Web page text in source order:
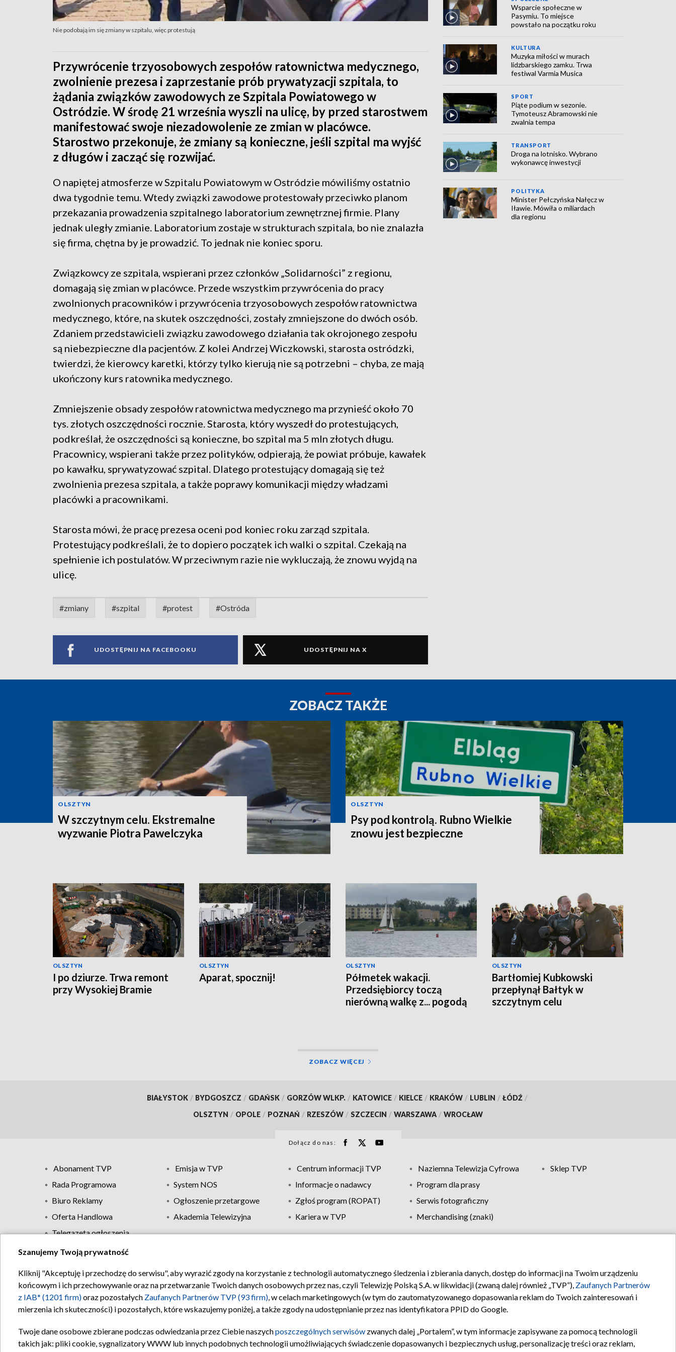
Nie podobają im się zmiany w szpitalu, więc protestują
Przywrócenie trzyosobowych zespołów ratownictwa medycznego,
zwolnienie prezesa i zaprzestanie prób prywatyzacji szpitala, to
żądania związków zawodowych ze Szpitala Powiatowego w
Ostródzie. W środę 21 września wyszli na ulicę, by przed starostwem
manifestować swoje niezadowolenie ze zmian w placówce.
Starostwo przekonuje, że zmiany są konieczne, jeśli szpital ma wyjść
z długów i zacząć się rozwijać.
O napiętej atmosferze w Szpitalu Powiatowym w Ostródzie mówiliśmy ostatnio
dwa tygodnie temu. Wtedy związki zawodowe protestowały przeciwko planom
przekazania prowadzenia szpitalnego laboratorium zewnętrznej firmie. Plany
jednak uległy zmianie. Laboratorium zostaje w strukturach szpitala, bo nie znalazła
się firma, chętna by je prowadzić. To jednak nie koniec sporu.
Związkowcy ze szpitala, wspierani przez członków „Solidarności” z regionu,
domagają się zmian w placówce. Przede wszystkim przywrócenia do pracy
zwolnionych pracowników i przywrócenia trzyosobowych zespołów ratownictwa
medycznego, które, na skutek oszczędności, zostały zmniejszone do dwóch osób.
Zdaniem przedstawicieli związku zawodowego działania tak okrojonego zespołu
są niebezpieczne dla pacjentów. Z kolei Andrzej Wiczkowski, starosta ostródzki,
twierdzi, że kierowcy karetki, którzy tylko kierują nie są potrzebni – chyba, ze mają
ukończony kurs ratownika medycznego.
Zmniejszenie obsady zespołów ratownictwa medycznego ma przynieść około 70
tys. złotych oszczędności rocznie. Starosta, który wyszedł do protestujących,
podkreślał, że oszczędności są konieczne, bo szpital ma 5 mln złotych długu.
Pracownicy, wspierani także przez polityków, odpierają, że powiat próbuje, kawałek
po kawałku, sprywatyzować szpital. Dlatego protestujący domagają się też
zwolnienia prezesa szpitala, a także poprawy komunikacji między władzami
placówki a pracownikami.
Starosta mówi, że pracę prezesa oceni pod koniec roku zarząd szpitala.
Protestujący podkreślali, że to dopiero początek ich walki o szpital. Czekają na
spełnienie ich postulatów. W przeciwnym razie nie wykluczają, że znowu wyjdą na
ulicę.
#zmiany #szpital #protest #Ostróda
UDOSTĘPNIJ NA FACEBOOKU UDOSTĘPNIJ NA X
Wsparcie społeczne w
Pasymiu. To miejsce
powstało na początku roku
KULTURA
Muzyka miłości w murach
lidzbarskiego zamku. Trwa
festiwal Varmia Musica
SPORT
Piąte podium w sezonie.
Tymoteusz Abramowski nie
zwalnia tempa
TRANSPORT
Droga na lotnisko. Wybrano
wykonawcę inwestycji
POLITYKA
Minister Pełczyńska Nałęcz w
Iławie. Mówiła o miliardach
dla regionu
ZOBACZ TAKŻE
OLSZTYN
W szczytnym celu. Ekstremalne
wyzwanie Piotra Pawelczyka
OLSZTYN
Psy pod kontrolą. Rubno Wielkie
znowu jest bezpieczne
OLSZTYN
I po dziurze. Trwa remont
przy Wysokiej Bramie
OLSZTYN
Aparat, spocznij!
OLSZTYN
Półmetek wakacji.
Przedsiębiorcy toczą
nierówną walkę z... pogodą
OLSZTYN
Bartłomiej Kubkowski
przepłynął Bałtyk w
szczytnym celu
ZOBACZ WIĘCEJ
BIAŁYSTOK / BYDGOSZCZ / GDAŃSK / GORZÓW WLKP. / KATOWICE / KIELCE / KRAKÓW / LUBLIN / ŁÓDŹ /
OLSZTYN / OPOLE / POZNAŃ / RZESZÓW / SZCZECIN / WARSZAWA / WROCŁAW
Dołącz do nas:
Abonament TVP Emisja w TVP Centrum informacji TVP Naziemna Telewizja Cyfrowa
Sklep TVP
Rada Programowa
System NOS Informacje o nadawcy
Program dla prasy
Biuro Reklamy
Ogłoszenie przetargowe Zgłoś program (ROPAT)
Serwis fotograficzny
Oferta Handlowa
Akademia Telewizyjna Kariera w TVP
Merchandising (znaki)
Telegazeta ogłoszenia
Regulamin TVP Polityka prywatności Moje zgody Pomoc Biuro reklamy Kontakt
Szanujemy Twoją prywatność
Kliknij "Akceptuję i przechodzę do serwisu", aby wyrazić zgody na korzystanie z technologii automatycznego śledzenia i zbierania danych, dostęp do informacji na Twoim urządzeniu
końcowym i ich przechowywanie oraz na przetwarzanie Twoich danych osobowych przez nas, czyli Telewizję Polską S.A. w likwidacji (zwaną dalej również „TVP”), Zaufanych Partnerów
z IAB* (1201 firm)oraz pozostałych Zaufanych Partnerów TVP (93 firm), w celach marketingowych (w tym do zautomatyzowanego dopasowania reklam do Twoich zainteresowań i
mierzenia ich skuteczności) i pozostałych, które wskazujemy poniżej, a także zgody na udostępnianie przez nas identyfikatora PPID do Google.
Twoje dane osobowe zbierane podczas odwiedzania przez Ciebie naszychposzczególnych serwisów zwanych dalej „Portalem”, w tym informacje zapisywane za pomocą technologii
takich jak: pliki cookie, sygnalizatory WWW lub innych podobnych technologii umożliwiających świadczenie dopasowanych i bezpiecznych usług, personalizację treści oraz reklam,